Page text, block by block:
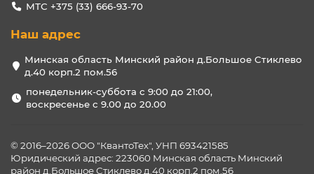
МТС +375 (33) 666-93-70
Наш адрес
Минская область Минский район д.Большое Стиклево
д.40 корп.2 пом.56
понедельник-суббота с 9:00 до 21:00,
воскресенье с 9.00 до 20.00
© 2016–2026 ООО "КвантоТех", УНП 693421585
Юридический адрес: 223060 Минская область Минский
район д.Большое Стиклево д.40 корп.2 пом.56